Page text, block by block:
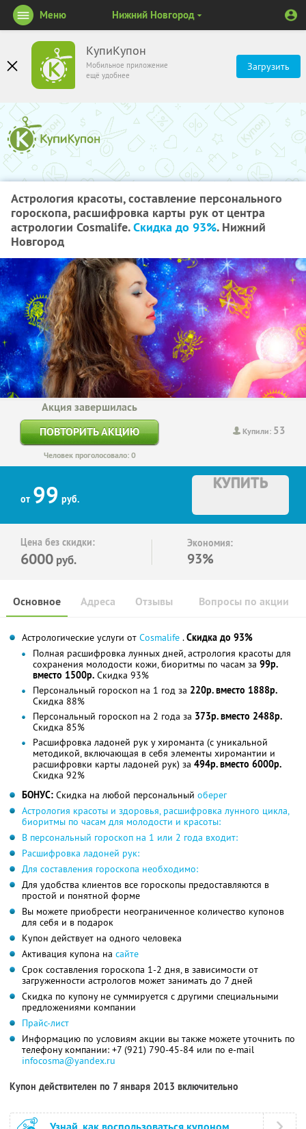
КупиКупон
Мобильное приложение
ещё удобнее
Загрузить
Меню Нижний Новгород
Астрология красоты, составление персонального
гороскопа, расшифровка карты рук от центра
астрологии Cosmalife.Скидка до 93%. Нижний
Новгород
Купили: 53
Акция завершилась
ПОВТОРИТЬ АКЦИЮ
Человек проголосовало: 0
от 99 руб.
КУПИТЬ
Цена без скидки:
6000 руб.
Экономия:
93%
Основное Отзывы Вопросы по акции
Адреса
Астрологические услуги от Cosmalife .Скидка до 93%
Полная расшифровка лунных дней, астрология красоты для
сохранения молодости кожи, биоритмы по часам за 99р.
вместо 1500р. Скидка 93%
Персональный гороскоп на 1 год за 220р. вместо 1888р.
Скидка 88%
Персональный гороскоп на 2 года за 373р. вместо 2488р.
Скидка 85%
Расшифровка ладоней рук у хироманта (с уникальной
методикой, включающая в себя элементы хиромантии и
расшифровки карты ладоней рук) за 494р. вместо 6000р.
Скидка 92%
БОНУС: Скидка на любой персональный оберег
Астрология красоты и здоровья, расшифровка лунного цикла,
биоритмы по часам для молодости и красоты:
В персональный гороскоп на 1 или 2 года входит:
Расшифровка ладоней рук:
Для составления гороскопа необходимо:
Для удобства клиентов все гороскопы предоставляются в
простой и понятной форме
Вы можете приобрести неограниченное количество купонов
для себя и в подарок
Купон действует на одного человека
Активация купона на сайте
Срок составления гороскопа 1-2 дня, в зависимости от
загруженности астрологов может занимать до 7 дней
Скидка по купону не суммируется с другими специальными
предложениями компании
Прайс-лист
Информацию по условиям акции вы также можете уточнить по
телефону компании: +7 (921) 790-45-84 или по e-mail
infocosma@yandex.ru
Купон действителен по 7 января 2013 включительно